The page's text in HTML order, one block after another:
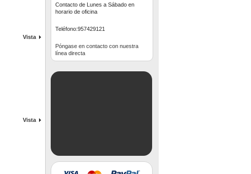
Vista
Vista
Contacto de Lunes a Sábado en
horario de oficina
Teléfono:957429121
Póngase en contacto con nuestra
línea directa